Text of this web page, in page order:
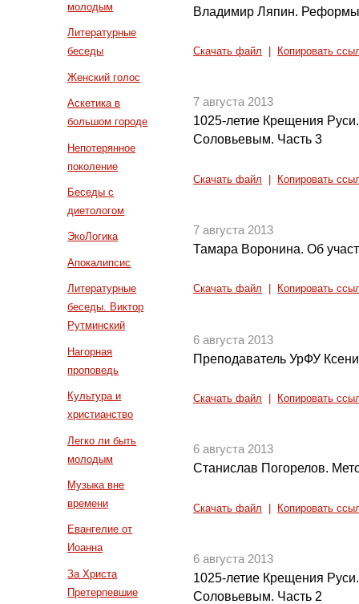
молодым
Литературные
беседы
Женский голос
Аскетика в
большом городе
Непотерянное
поколение
Беседы с
диетологом
ЭкоЛогика
Апокалипсис
Литературные
беседы. Виктор
Рутминский
Нагорная
проповедь
Культура и
христианство
Легко ли быть
молодым
Музыка вне
времени
Евангелие от
Иоанна
За Христа
Претерпевшие
Владимир Ляпин. Реформы
Скачать файл Копировать
7 августа 2013
1025-летие Крещения
Соловьевым. Часть 3
Скачать файл Копировать
7 августа 2013
Тамара Воронина. Об
Скачать файл Копировать
6 августа 2013
Преподаватель УрФУ
Скачать файл Копировать
6 августа 2013
Станислав Погорелов.
Скачать файл Копировать
6 августа 2013
1025-летие Крещения
Соловьевым. Часть 2